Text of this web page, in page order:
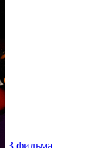
3 фильма